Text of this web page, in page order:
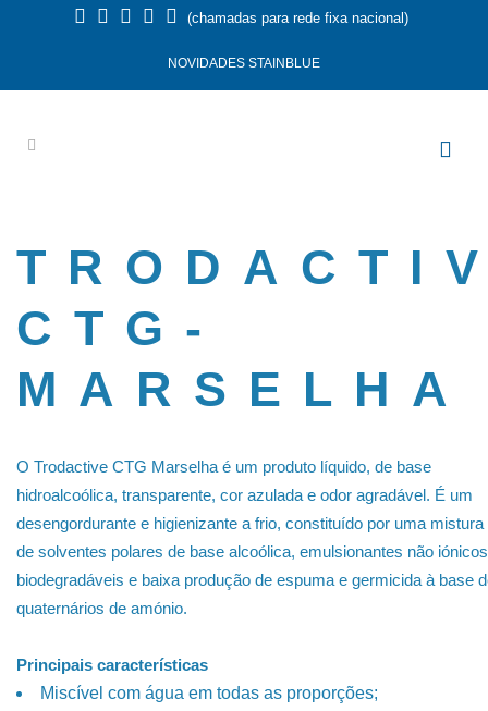
(chamadas para rede fixa nacional)
NOVIDADES STAINBLUE
CTG-
MARSELHA
O Trodactive CTG Marselha é um produto líquido, de base
hidroalcoólica, transparente, cor azulada e odor agradável. É um
desengordurante e higienizante a frio, constituído por uma mistura
de solventes polares de base alcoólica, emulsionantes não iónicos
biodegradáveis e baixa produção de espuma e germicida à base
quaternários de amónio.
Principais características
Miscível com água em todas as proporções;